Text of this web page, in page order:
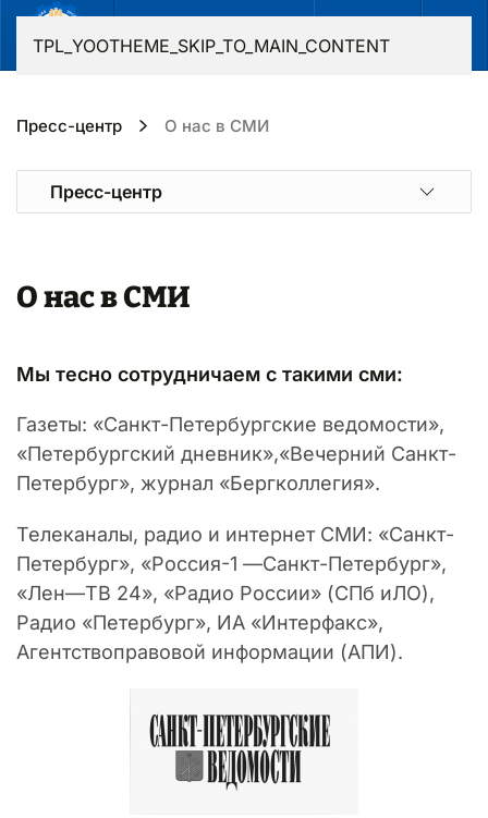
TPL_YOOTHEME_SKIP_TO_MAIN_CONTENT
RU
Пресс-центр О нас в СМИ
Пресс-центр
О нас в СМИ
Мы тесно сотрудничаем с такими сми:
Газеты: «Санкт-Петербургские ведомости»,
«Петербургский дневник»,«Вечерний Санкт-
Петербург», журнал «Бергколлегия».
Телеканалы, радио и интернет СМИ: «Санкт-
Петербург», «Россия-1 —Санкт-Петербург»,
«Лен—ТВ 24», «Радио России» (СПб иЛО),
Радио «Петербург», ИА «Интерфакс»,
Агентствоправовой информации (АПИ).